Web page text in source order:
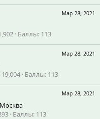
Мар 28, 2021
Баллы 113
Мар 28, 2021
19,004 Баллы 113
Мар 28, 2021
Москва
Баллы 113